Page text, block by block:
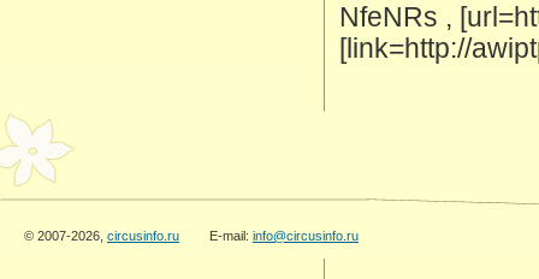
NfeNRs ,
[link=http://
© 2007-2026, circusinfo.ru E-mail: info@circusinfo.ru